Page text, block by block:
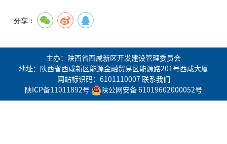
分享：
主办：陕西省西咸新区开发建设管理委员会
地址：陕西省西咸新区能源金融贸易区能源路201号西咸大厦
网站标识码：6101110007 联系我们
陕ICP备11011892号
陕公网安备 61019602000052号